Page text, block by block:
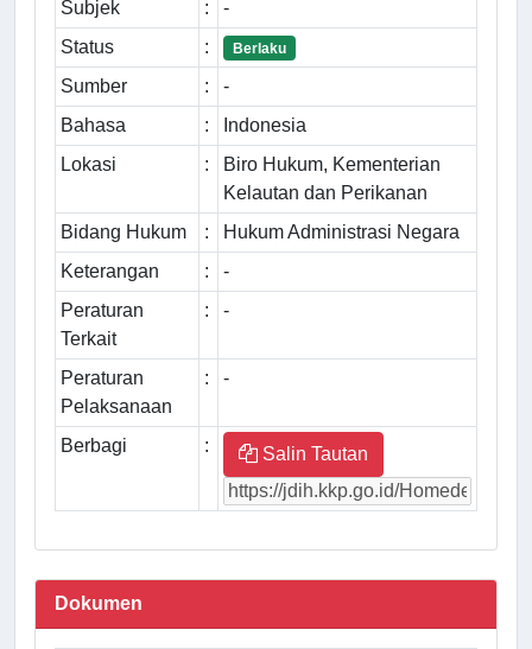
Subjek :
-
Status
: Berlaku
Sumber :
-
Bahasa
:
Indonesia
Lokasi
:
Biro Hukum, Kementerian
Kelautan dan Perikanan
Bidang Hukum
:
Hukum Administrasi Negara
Keterangan
:
-
Peraturan
Terkait
: -
Peraturan
Pelaksanaan
: -
Berbagi : Salin Tautan
Dokumen